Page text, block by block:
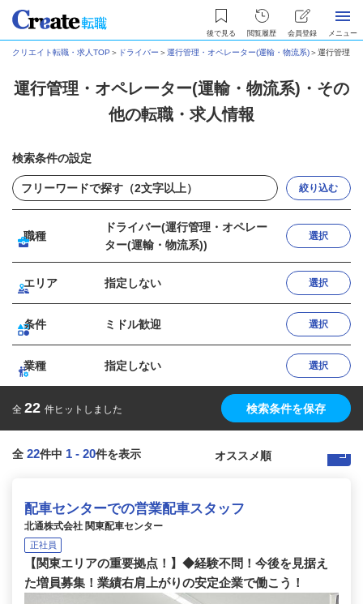
後で見る 閲覧履歴 会員登録 メニュー
クリエイト転職・求人TOP ＞ ドライバー ＞運行管理・オペレーター(運輸・物流系)＞運行管理・
運行管理・オペレーター(運輸・物流系)・その
他の転職・求人情報
検索条件の設定
絞り込む
職種
ドライバー(運行管理・オペレー
ター(運輸・物流系))
選択
エリア 指定しない 選択
条件 ミドル歓迎 選択
業種 指定しない 選択
全 22 件ヒットしました 検索条件を保存
全 22件中 1 - 20件を表示
配車センターでの営業配車スタッフ
北通株式会社 関東配車センター
正社員
【関東エリアの重要拠点！】◆経験不問！今後を見据え
た増員募集！業績右肩上がりの安定企業で働こう！